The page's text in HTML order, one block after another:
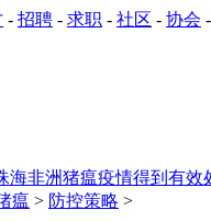
- 招聘 - 求职 - 社区 - 协会
瘟 > 防控策略 >